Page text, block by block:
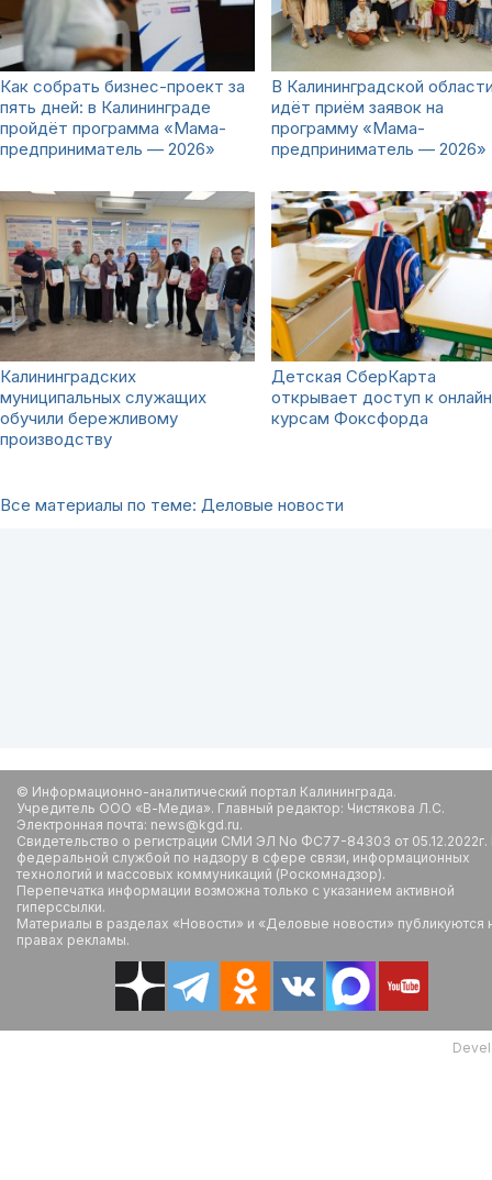
Как собрать бизнес-проект за
пять дней: в Калининграде
пройдёт программа «Мама-
предприниматель — 2026»
В Калининградской
идёт приём заявок на
программу «Мама-
предприниматель — 2026»
Калининградских
муниципальных служащих
обучили бережливому
производству
Детская СберКарта
открывает доступ к
курсам Фоксфорда
Все материалы по теме: Деловые новости
© Информационно-аналитический портал Калининграда.
Учредитель ООО «В-Медиа». Главный редактор: Чистякова Л.С.
Электронная почта: news@kgd.ru.
Свидетельство о регистрации СМИ ЭЛ No ФС77-84303 от
федеральной службой по надзору в сфере связи, информационных
технологий и массовых коммуникаций (Роскомнадзор).
Перепечатка информации возможна только с указанием активной
гиперссылки.
Материалы в разделах «Новости» и «Деловые новости» публикуются
правах рекламы.